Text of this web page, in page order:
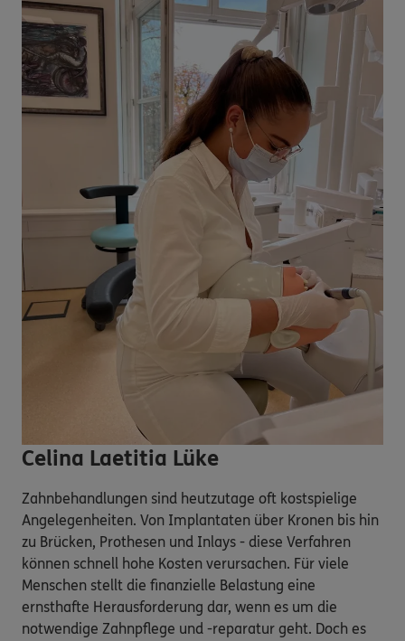
Celina Laetitia Lüke
Zahnbehandlungen sind heutzutage oft kostspielige
Angelegenheiten. Von Implantaten über Kronen bis hin
zu Brücken, Prothesen und Inlays - diese Verfahren
können schnell hohe Kosten verursachen. Für viele
Menschen stellt die finanzielle Belastung eine
ernsthafte Herausforderung dar, wenn es um die
notwendige Zahnpflege und -reparatur geht. Doch es